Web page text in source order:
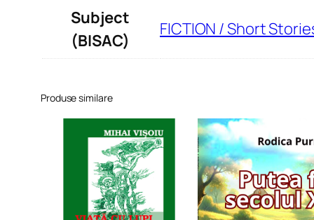
Subject
(BISAC)
FICTION / Short
Produse similare